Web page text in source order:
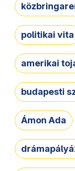
politikai vita
amerikai
budapesti
Ámon Ada